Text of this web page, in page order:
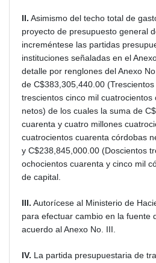
II. Asimismo del techo total de
proyecto de presupuesto general
increméntese las partidas
instituciones señaladas en el
detalle por renglones del Anexo No.
de C$383,305,440.00
trescientos cinco mil cuatrocientos
netos) de los cuales la suma de
cuarenta y cuatro millones
cuatrocientos cuarenta córdobas
y C$238,845,000.00 (Doscientos
ochocientos cuarenta y cinco mil
de capital.
III. Autorícese al Ministerio de
para efectuar cambio en la fuente
acuerdo al Anexo No. III.
IV. La partida presupuestaria de